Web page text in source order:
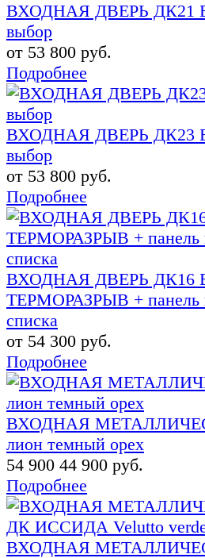
ВХОДНАЯ ДВЕРЬ ДК21
выбор
от 53 800 руб.
Подробнее
ВХОДНАЯ ДВЕРЬ ДК23
выбор
от 53 800 руб.
Подробнее
ВХОДНАЯ ДВЕРЬ ДК16
ТЕРМОРАЗРЫВ + панель
списка
от 54 300 руб.
Подробнее
ВХОДНАЯ
лион темный орех
54 900 44 900 руб.
Подробнее
ВХОДНАЯ